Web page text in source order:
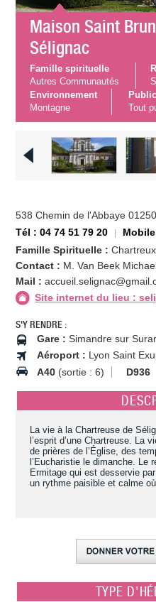
Maison Saint
Sélignac
Famille spirituelle
Autres Communautés
Environnement
Montagne
Public
Tout
538 Chemin de l'Abbaye
Tél : 04 74 51 79 20
Famille Spirituelle : Chartreux
Contact : M. Van Beek
Mail :
Site internet du lieu :
S'Y RENDRE :
Gare : Simandre sur
Aéroport : Lyon Saint
A40 (sortie : 6) D936
La vie à la Chartreuse de
l’esprit d’une Chartreuse. La
de prières de l’Église, des
l’Eucharistie le dimanche. Le
Ermitage qui est desservie
un rythme paisible et calme
TYPE